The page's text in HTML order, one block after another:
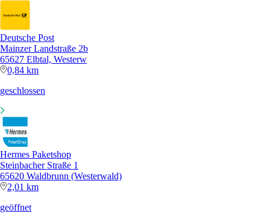
Deutsche Post
Mainzer Landstraße 2b
65627 Elbtal, Westerw
0,84 km
geschlossen
Hermes Paketshop
Steinbacher Straße 1
65620 Waldbrunn (Westerwald)
2,01 km
geöffnet